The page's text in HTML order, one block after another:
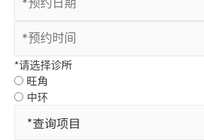
*请选择诊所
旺角
中环
*查询项目